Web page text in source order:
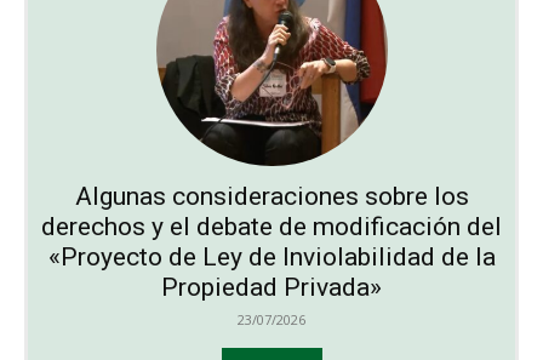
Algunas consideraciones sobre los
derechos y el debate de modificación del
«Proyecto de Ley de Inviolabilidad de la
Propiedad Privada»
23/07/2026